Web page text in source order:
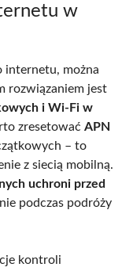
w
internetu, można
rozwiązaniem jest
i Wi-Fi w
zresetować APN
– to
z siecią mobilną.
uchroni przed
podczas podróży
kontroli